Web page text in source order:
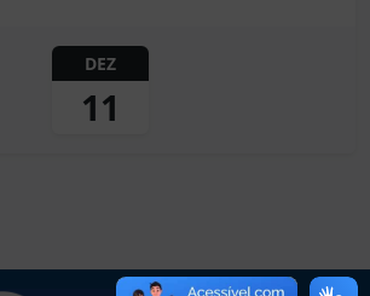
DEZ
11